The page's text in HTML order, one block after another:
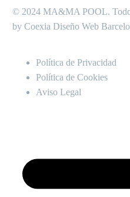
© 2024 MA&MA POOL. Todo
by Coexia Diseño Web
Política de Privacidad
Política de Cookies
Aviso Legal